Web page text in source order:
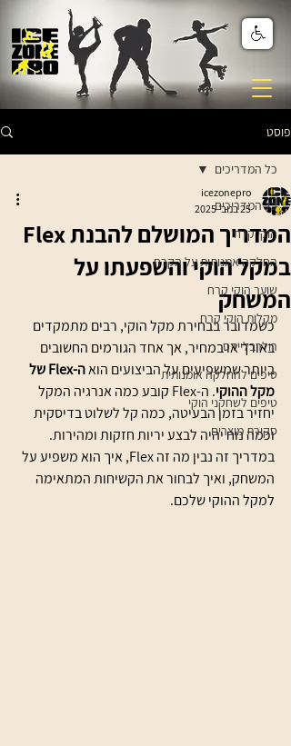
פוסט
כל המדריכים
הוקי קרח
החלקה אמנותית על הקרח
שוער הוקי קרח
מקלות הוקי קרח
רולרבליידס
טיפים להחלקה אומנותית
טיפים לשחקני הוקי
סקירת מוצרים
כל המדריכים
המדריך המושלם להבנת Flex
במקל הוקי והשפעתו על
המשחק
icezonepro
25 בנוב׳ 2025
כשמדובר בבחירת מקל הוקי, רבים מתמקדים
באורך או במחיר, אך אחד הגורמים החשובים
ביותר שמשפיעים על הביצועים הוא
ה-Flex של
מקל ההוקי
. ה-Flex קובע כמה אנרגיה המקל
יחזיר בזמן הבעיטה, כמה קל לשלוט בדיסקית
וכמה נוח יהיה לבצע יריות חזקות ומהירות.
במדריך זה נבין מה זה Flex, איך הוא משפיע על
המשחק, ואיך לבחור את הקשיחות המתאימה
למקל ההוקי שלכם.